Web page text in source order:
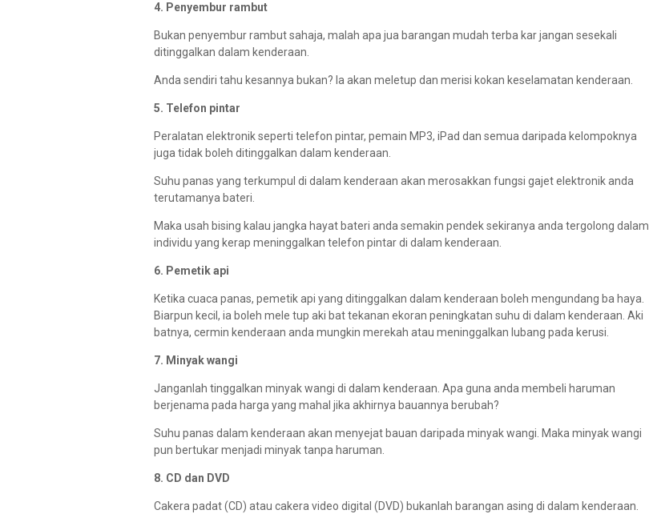
4. Penyembur rambut
Bukan penyembur rambut sahaja, malah apa jua barangan mudah terba kar jangan sesekali
ditinggalkan dalam kenderaan.
Anda sendiri tahu kesannya bukan? Ia akan meletup dan merisi kokan keselamatan kenderaan.
5. Telefon pintar
Peralatan elektronik seperti telefon pintar, pemain MP3, iPad dan semua daripada kelompoknya
juga tidak boleh ditinggalkan dalam kenderaan.
Suhu panas yang terkumpul di dalam kenderaan akan merosakkan fungsi gajet elektronik anda
terutamanya bateri.
Maka usah bising kalau jangka hayat bateri anda semakin pendek sekiranya anda tergolong dalam
individu yang kerap meninggalkan telefon pintar di dalam kenderaan.
6. Pemetik api
Ketika cuaca panas, pemetik api yang ditinggalkan dalam kenderaan boleh mengundang ba haya.
Biarpun kecil, ia boleh mele tup aki bat tekanan ekoran peningkatan suhu di dalam kenderaan. Aki
batnya, cermin kenderaan anda mungkin merekah atau meninggalkan lubang pada kerusi.
7. Minyak wangi
Janganlah tinggalkan minyak wangi di dalam kenderaan. Apa guna anda membeli haruman
berjenama pada harga yang mahal jika akhirnya bauannya berubah?
Suhu panas dalam kenderaan akan menyejat bauan daripada minyak wangi. Maka minyak wangi
pun bertukar menjadi minyak tanpa haruman.
8. CD dan DVD
Cakera padat (CD) atau cakera video digital (DVD) bukanlah barangan asing di dalam kenderaan.